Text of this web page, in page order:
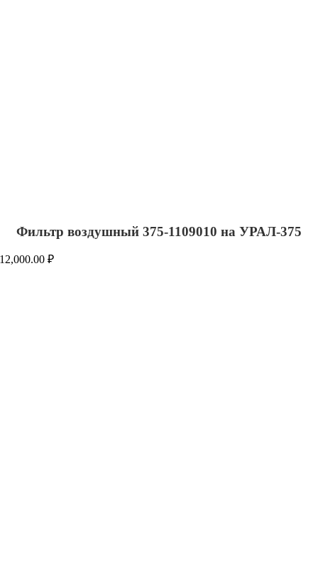
Фильтр воздушный 375-1109010 на УРАЛ-375
12,000.00₽